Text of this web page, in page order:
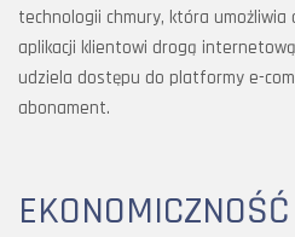
technologii chmury, która
aplikacji klientowi drogą
udziela dostępu do platformy e-
abonament.
EKONOMICZNOŚĆ